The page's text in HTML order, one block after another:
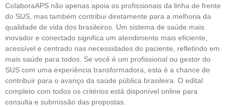
ColaboraAPS não apenas apoia os profissionais da linha de frente
do SUS, mas também contribui diretamente para a melhoria da
qualidade de vida dos brasileiros. Um sistema de saúde mais
inovador e conectado significa um atendimento mais eficiente,
acessível e centrado nas necessidades do paciente, refletindo em
mais saúde para todos. Se você é um profissional ou gestor do
SUS com uma experiência transformadora, esta é a chance de
contribuir para o avanço da saúde pública brasileira. O edital
completo com todos os critérios está disponível online para
consulta e submissão das propostas.